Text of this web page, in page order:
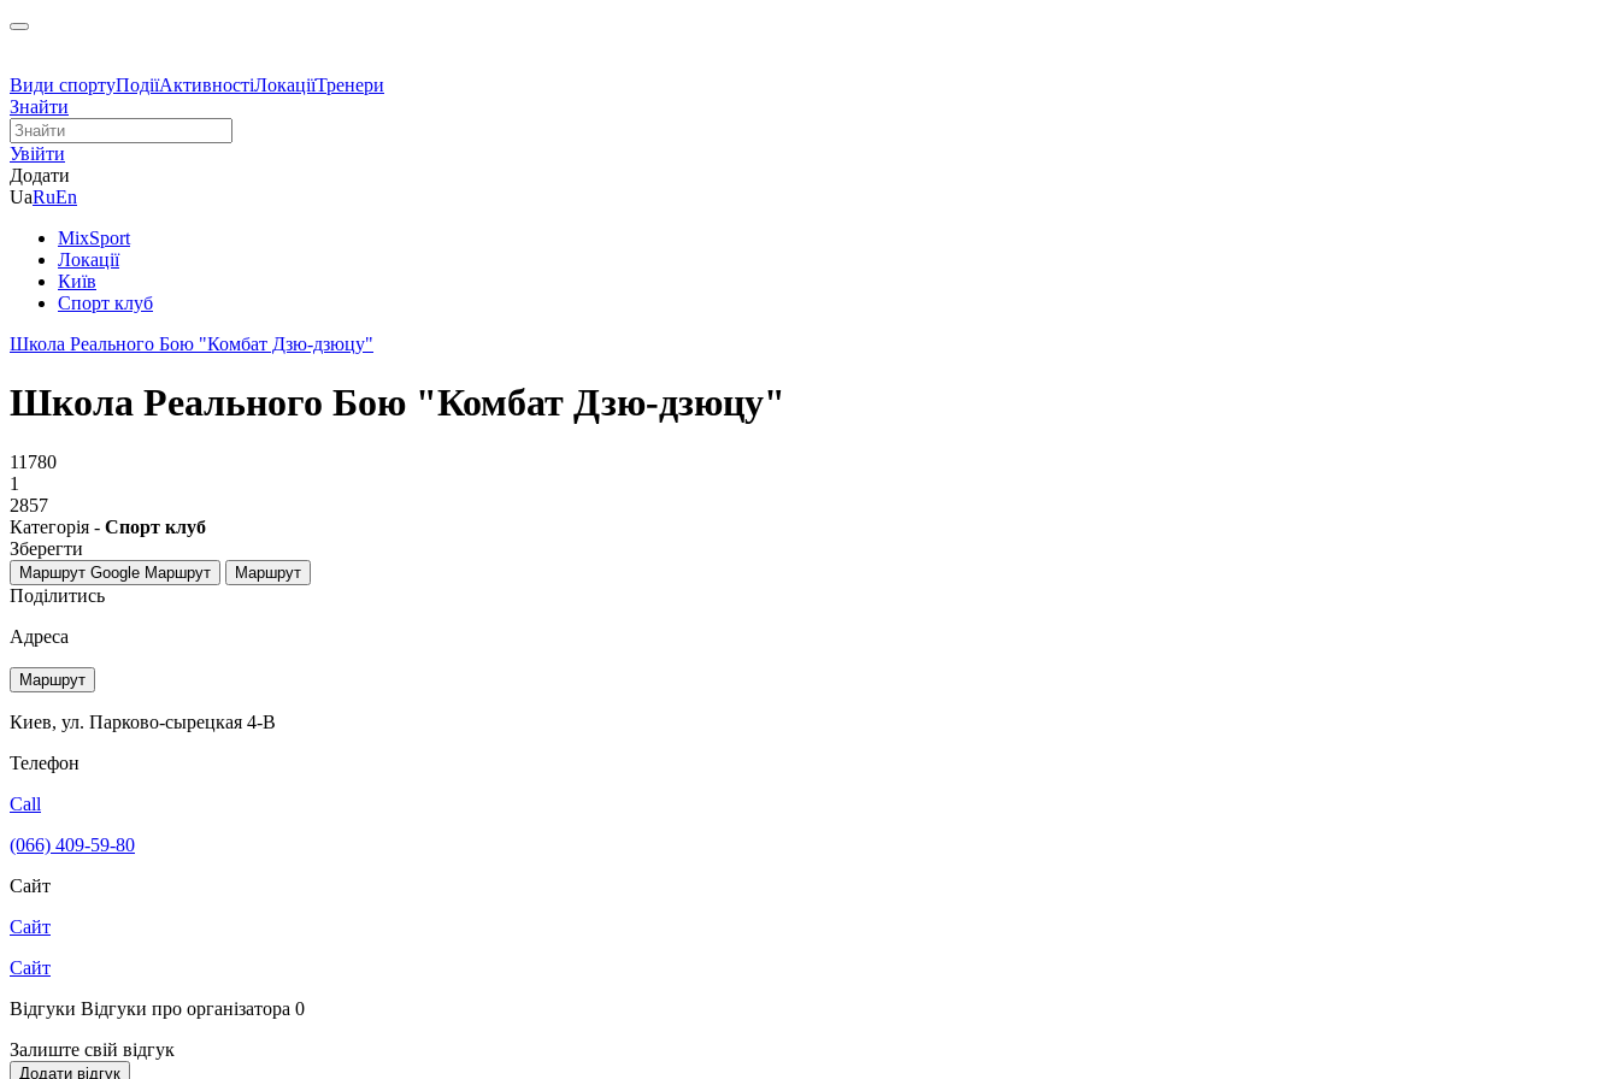
Види спортуПодіїАктивностіЛокаціїТренери
Знайти
Увійти
Додати
UaRuEn
MixSport
Локації
Київ
Спорт клуб
Школа Реального Бою "Комбат Дзю-дзюцу"
Школа Реального Бою "Комбат Дзю-дзюцу"
11780
1
2857
Категорія - Спорт клуб
Зберегти
Маршрут Google Маршрут Маршрут
Поділитись
Адреса
Маршрут
Киев, ул. Парково-сырецкая 4-В
Телефон
Call
(066) 409-59-80
Сайт
Сайт
Сайт
Відгуки Відгуки про організатора 0
Залиште свій відгук
Додати відгук